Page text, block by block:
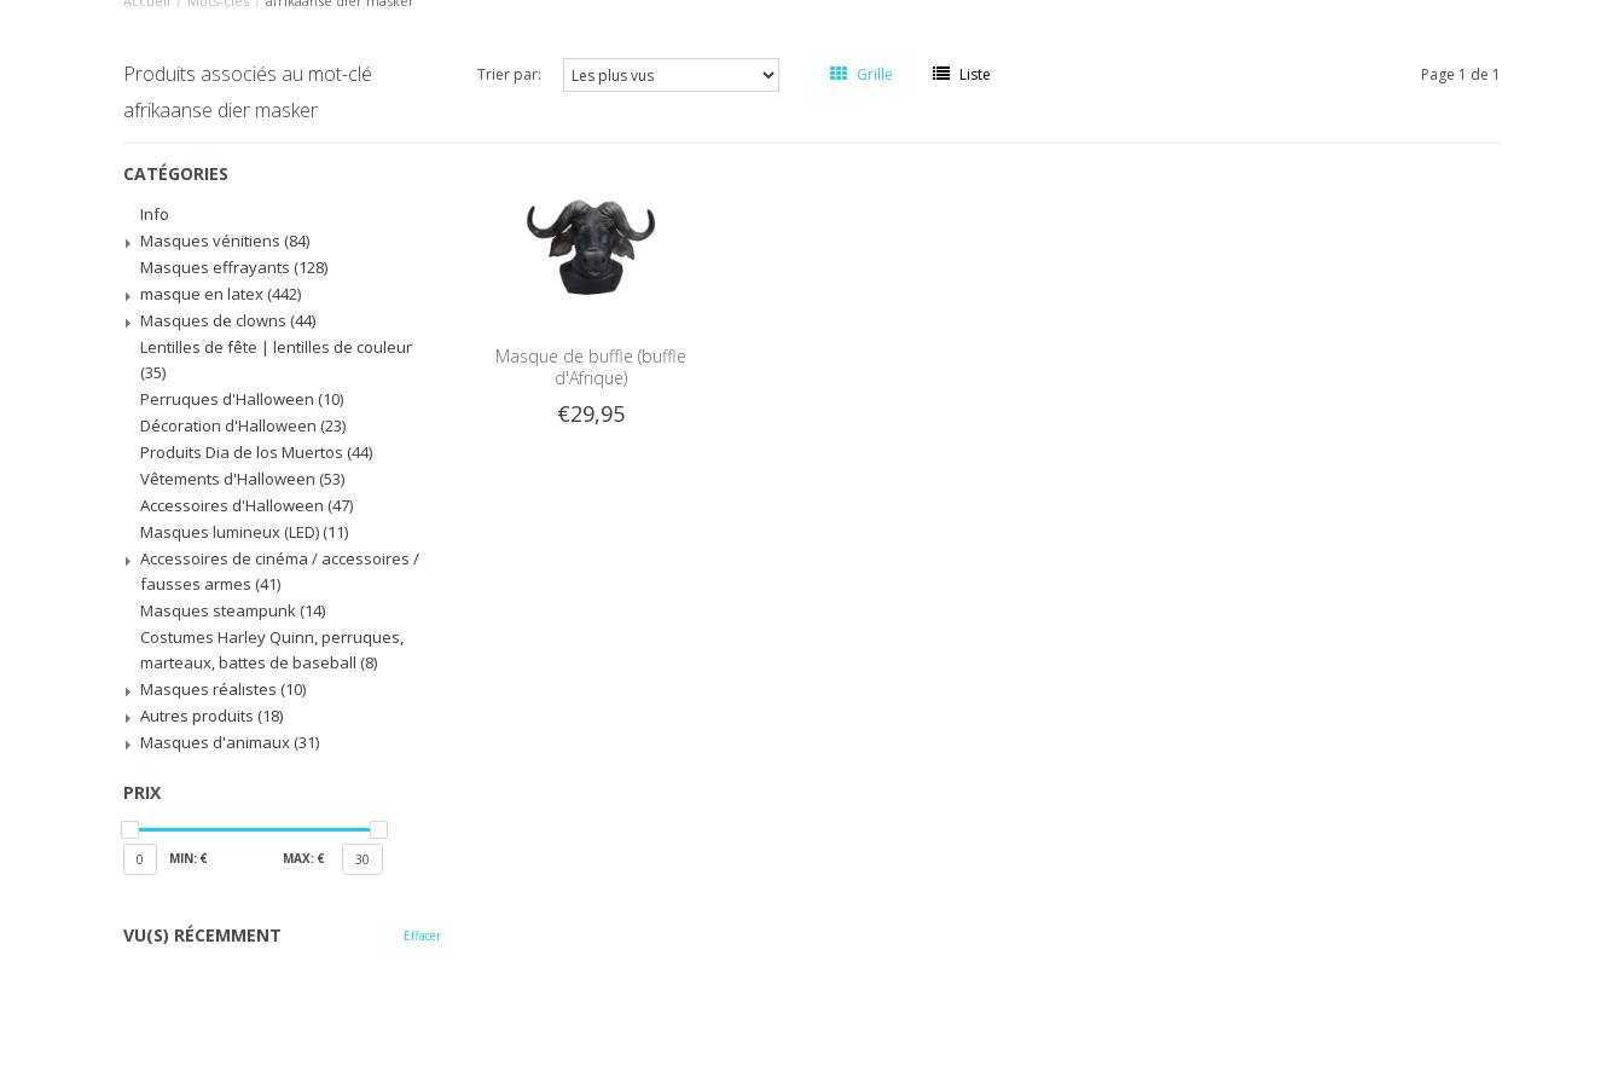
Produits associés au mot-clé
afrikaanse dier masker
Trier par: Grille Liste Page 1 de 1
CATÉGORIES
Info
Masques vénitiens (84)
Masques effrayants (128)
masque en latex (442)
Masques de clowns (44)
Lentilles de fête | lentilles de couleur
(35)
Perruques d'Halloween (10)
Décoration d'Halloween (23)
Produits Dia de los Muertos (44)
Vêtements d'Halloween (53)
Accessoires d'Halloween (47)
Masques lumineux (LED) (11)
Accessoires de cinéma / accessoires /
fausses armes (41)
Masques steampunk (14)
Costumes Harley Quinn, perruques,
marteaux, battes de baseball (8)
Masques réalistes (10)
Autres produits (18)
Masques d'animaux (31)
PRIX
0 MIN: € MAX: € 30
VU(S) RÉCEMMENT Effacer
Masque de buffle (buffle
d'Afrique)
€29,95